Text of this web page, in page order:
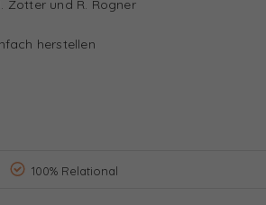
Zotter und R. Rogner
herstellen
100% Relational